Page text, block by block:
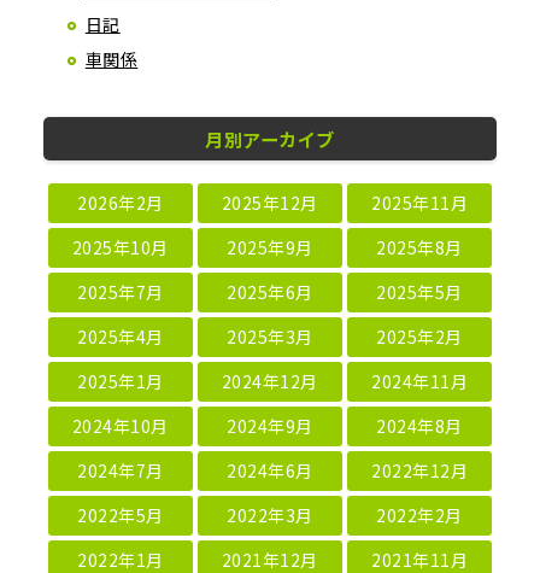
日記
車関係
月別アーカイブ
2026年2月 2025年12月
2025年11月
2025年10月
2025年9月
2025年8月
2025年7月
2025年6月
2025年5月
2025年4月
2025年3月
2025年2月
2025年1月
2024年12月
2024年11月
2024年10月
2024年9月
2024年8月
2024年7月
2024年6月
2022年12月
2022年5月
2022年3月
2022年2月
2022年1月
2021年12月
2021年11月